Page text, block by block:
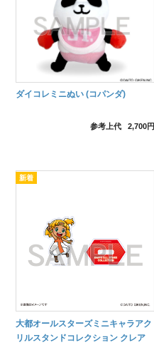
ダイコレミニぬい (コパンダ)
参考上代 2,700円
大都オールスターズミニキャラアク
リルスタンドコレクション クレア